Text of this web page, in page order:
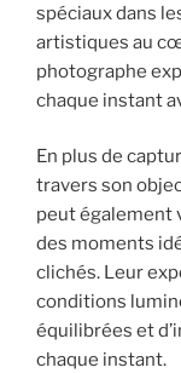
spéciaux dans
artistiques au
photographe
chaque instant
En plus de
travers son
peut également
des moments
clichés. Leur
conditions
équilibrées et
chaque instant.